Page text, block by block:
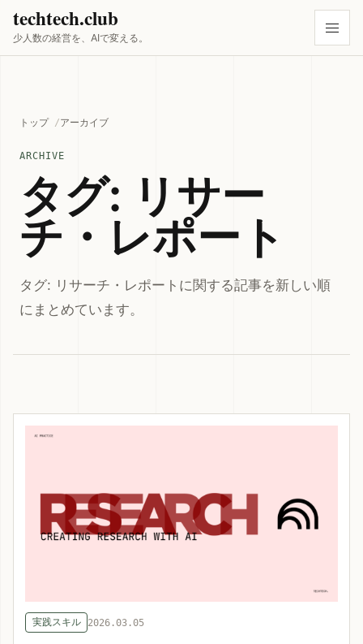
techtech.club
少人数の経営を、AIで変える。
トップ アーカイブ
ARCHIVE
タグ: リサー
チ・レポート
タグ: リサーチ・レポートに関する記事を新しい順
にまとめています。
実践スキル 2026.03.05